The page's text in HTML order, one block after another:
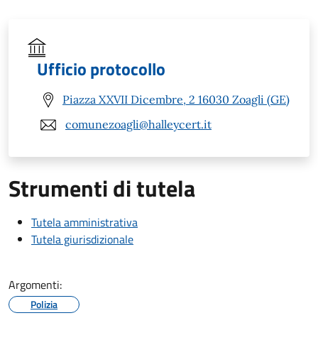
Ufficio protocollo
Piazza XXVII Dicembre, 2 16030 Zoagli (GE)
comunezoagli@halleycert.it
Strumenti di tutela
Tutela amministrativa
Tutela giurisdizionale
Argomenti:
Polizia